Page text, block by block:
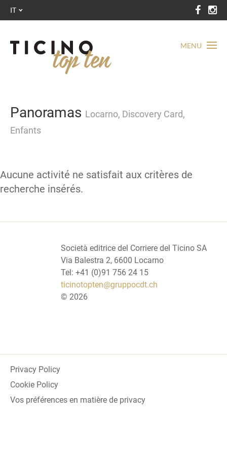
MENU
IT
Panoramas Locarno, Discovery Card,
Enfants
Aucune activité ne satisfait aux critères de
recherche insérés.
Società editrice del Corriere del Ticino SA
Via Balestra 2, 6600 Locarno
Tel: +41 (0)91 756 24 15
ticinotopten@gruppocdt.ch
© 2026
Privacy Policy
Cookie Policy
Vos préférences en matière de privacy